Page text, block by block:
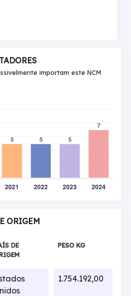
importam este NCM
ORIGEM
DE
PESO KG
1.754.192,00